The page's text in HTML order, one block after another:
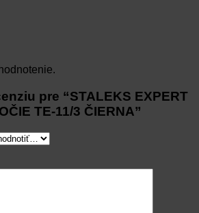
pre “STALEKS EXPERT
TE-11/3 ČIERNA”